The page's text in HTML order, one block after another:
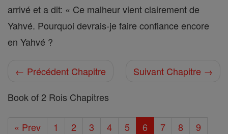
arrivé et a dit: « Ce malheur vient clairement de
Yahvé. Pourquoi devrais-je faire confiance encore
en Yahvé ?
← Précédent Chapitre
Suivant Chapitre →
Book of 2 Rois Chapitres
« Prev 1 2 3 4 5 6 7 8
9